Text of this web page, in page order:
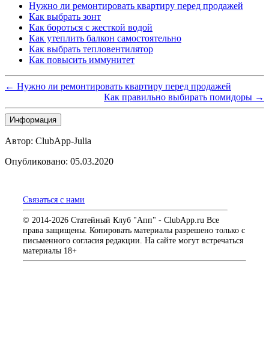
Нужно ли ремонтировать квартиру перед продажей
Как выбрать зонт
Как бороться с жесткой водой
Как утеплить балкон самостоятельно
Как выбрать тепловентилятор
Как повысить иммунитет
← Нужно ли ремонтировать квартиру перед продажей
Как правильно выбирать помидоры →
Информация
Автор: ClubApp-Julia
Опубликовано: 05.03.2020
Связаться с нами
© 2014-2026 Статейный Клуб "Апп" - ClubApp.ru Все
права защищены. Копировать материалы разрешено только с
письменного согласия редакции. На сайте могут встречаться
материалы 18+